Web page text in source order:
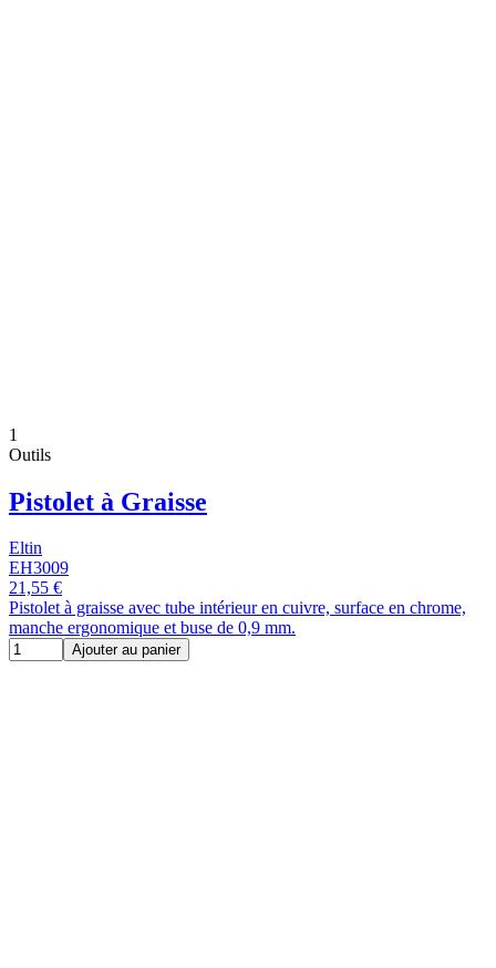
1
Outils
Pistolet à Graisse
Eltin
EH3009
21,55 €
Pistolet à graisse avec tube intérieur en cuivre, surface en chrome,
manche ergonomique et buse de 0,9 mm.
Ajouter au panier